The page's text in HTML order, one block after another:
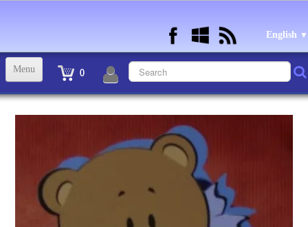
English ▼
0
Menu
TINTIN STATUETTES, OBJETS ET VETEMENTS
STATUETTES BD RESINE et PLOMB ▼
ANDRE FRANQUIN OBJETS ET VETEMENTS▼